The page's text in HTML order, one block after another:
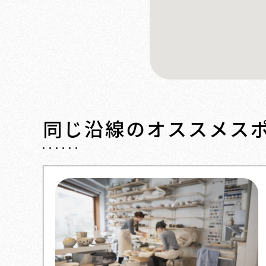
同じ沿線のオススメス